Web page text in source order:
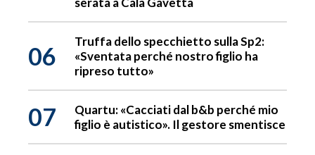
06
Truffa dello specchietto sulla Sp2:
«Sventata perché nostro figlio ha
ripreso tutto»
07
Quartu: «Cacciati dal b&b perché mio
figlio è autistico». Il gestore smentisce